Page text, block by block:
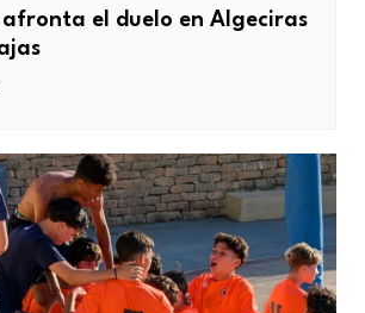
afronta el duelo en Algeciras